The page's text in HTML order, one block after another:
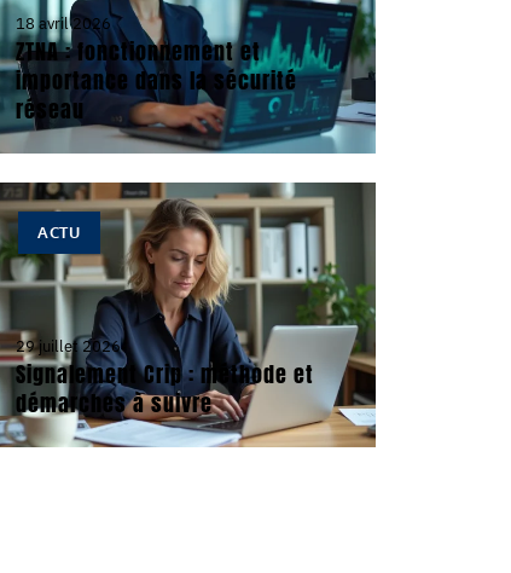
18 avril 2026
ZTNA : fonctionnement et
importance dans la sécurité
réseau
ACTU
29 juillet 2026
Signalement Crip : méthode et
démarches à suivre